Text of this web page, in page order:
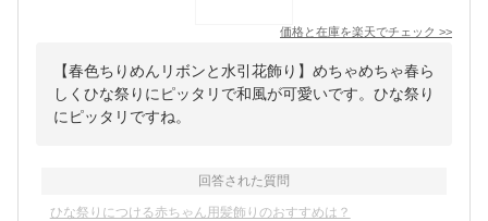
価格と在庫を楽天でチェック >>
【春色ちりめんリボンと水引花飾り】めちゃめちゃ春ら
しくひな祭りにピッタリで和風が可愛いです。ひな祭り
にピッタリですね。
回答された質問
ひな祭りにつける赤ちゃん用髪飾りのおすすめは？